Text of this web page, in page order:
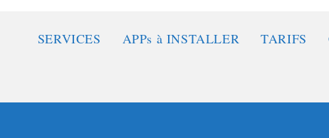
SERVICES APPs à INSTALLER TARIFS